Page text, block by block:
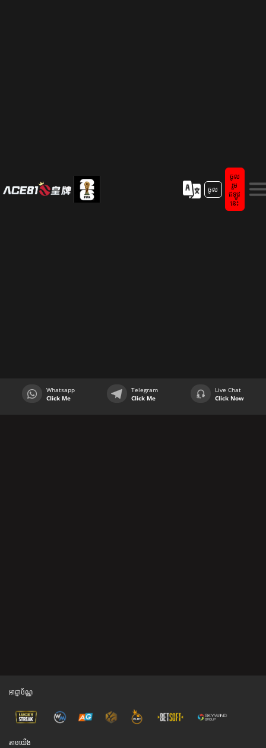
ចូល
ចូល
រួម
ឥឡូវ
នេះ
Whatsapp
Click Me
Telegram
Click Me
Live Chat
Click Now
អាជ្ញាប័ណ្ណ
តាម​យើង